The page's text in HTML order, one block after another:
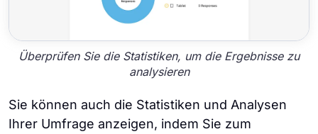
Überprüfen Sie die Statistiken, um die Ergebnisse zu
analysieren
Sie können auch die Statistiken und Analysen
Ihrer Umfrage anzeigen, indem Sie zum